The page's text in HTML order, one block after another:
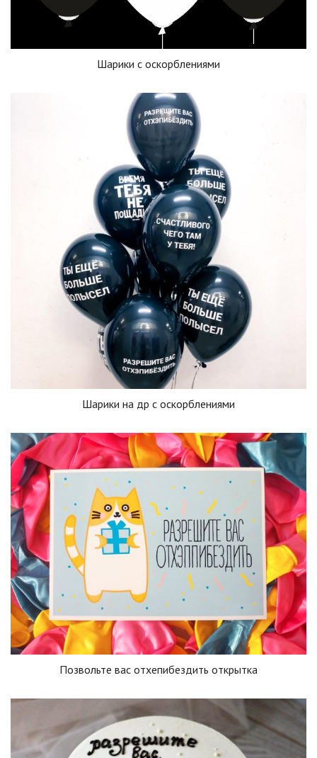
Шарики с оскорблениями
Шарики на др с оскорблениями
Позвольте вас отхепибездить открытка